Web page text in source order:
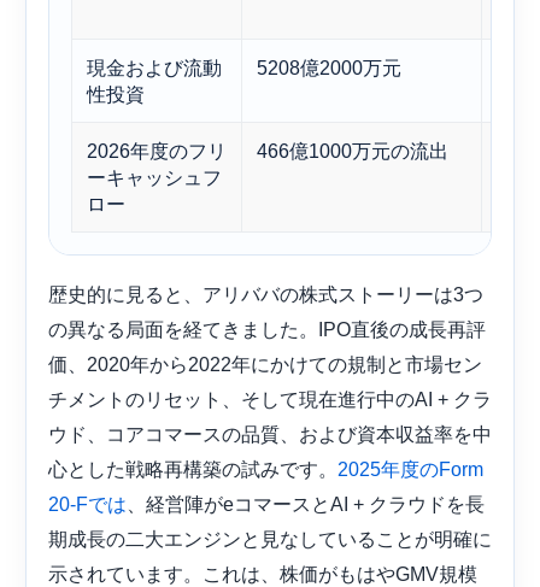
現金および流動
性投資
5208億2000万元
2026年度のフリ
ーキャッシュフ
ロー
466億1000万元の流出
歴史的に見ると、アリババの株式ストーリーは3つ
の異なる局面を経てきました。IPO直後の成長再評
価、2020年から2022年にかけての規制と市場セン
チメントのリセット、そして現在進行中のAI + クラ
ウド、コアコマースの品質、および資本収益率を中
心とした戦略再構築の試みです。 2025年度のForm
20-Fでは 、経営陣がeコマースとAI + クラウドを長
期成長の二大エンジンと見なしていることが明確に
示されています。これは、株価がもはやGMV規模